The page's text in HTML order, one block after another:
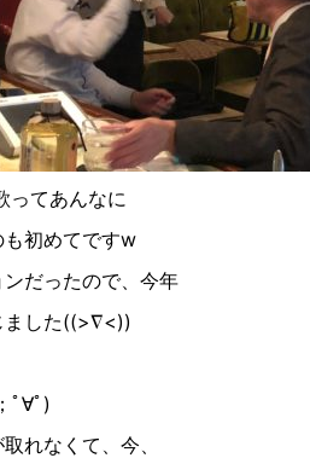
ってあんなに
初めてですw
だったので、今年
した((>∇︎<))
；ﾟ∀ﾟ︎ )
れなくて、今、